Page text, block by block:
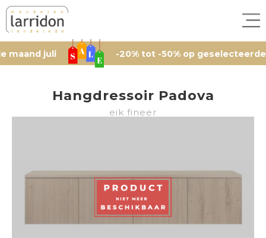
juli -20% tot -50% op geselecteerde
Hangdressoir Padova
eik fineer